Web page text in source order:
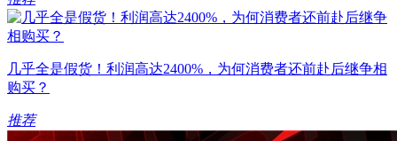
几乎全是假货！利润高达2400%，为何消费者还前赴后继争相
购买？
推荐